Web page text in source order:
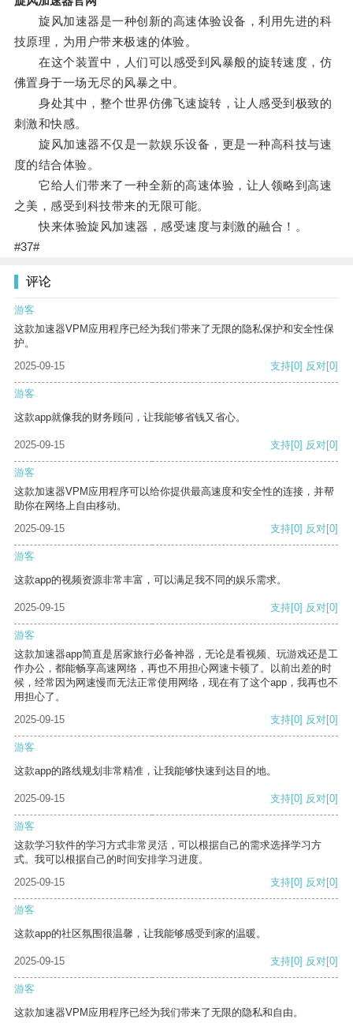
旋风加速器是一种创新的高速体验设备，利用先进的科
技原理，为用户带来极速的体验。
在这个装置中，人们可以感受到风暴般的旋转速度，仿
佛置身于一场无尽的风暴之中。
身处其中，整个世界仿佛飞速旋转，让人感受到极致的
刺激和快感。
旋风加速器不仅是一款娱乐设备，更是一种高科技与速
度的结合体验。
它给人们带来了一种全新的高速体验，让人领略到高速
之美，感受到科技带来的无限可能。
快来体验旋风加速器，感受速度与刺激的融合！。
#37#
评论
游客
这款加速器VPM应用程序已经为我们带来了无限的隐私保护和安全性保
护。
2025-09-15
支持[0] 反对[0]
游客
这款app就像我的财务顾问，让我能够省钱又省心。
2025-09-15 支持[0] 反对[0]
游客
这款加速器VPM应用程序可以给你提供最高速度和安全性的连接，并帮
助你在网络上自由移动。
2025-09-15
支持[0] 反对[0]
游客
这款app的视频资源非常丰富，可以满足我不同的娱乐需求。
2025-09-15 支持[0] 反对[0]
游客
这款加速器app简直是居家旅行必备神器，无论是看视频、玩游戏还是工
作办公，都能畅享高速网络，再也不用担心网速卡顿了。以前出差的时
候，经常因为网速慢而无法正常使用网络，现在有了这个app，我再也不
用担心了。
2025-09-15
支持[0] 反对[0]
游客
这款app的路线规划非常精准，让我能够快速到达目的地。
2025-09-15 支持[0] 反对[0]
游客
这款学习软件的学习方式非常灵活，可以根据自己的需求选择学习方
式。我可以根据自己的时间安排学习进度。
2025-09-15
支持[0] 反对[0]
游客
这款app的社区氛围很温馨，让我能够感受到家的温暖。
2025-09-15 支持[0] 反对[0]
游客
这款加速器VPM应用程序已经为我们带来了无限的隐私和自由。